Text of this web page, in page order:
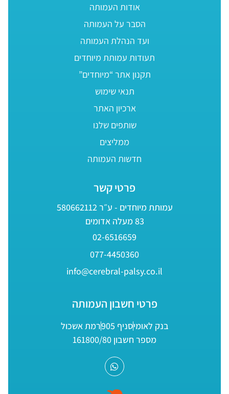
אודות העמותה
הסבר על העמותה
ועד הנהלת העמותה
תעודות עמותת מיוחדים
תקנון אתר “מיוחדים”
תנאי שימוש
ארכיון האתר
שותפים שלנו
ממליצים
חדשות העמותה
פרטי קשר
עמותת מיוחדים - ע״ר 580662112
83 מעלה אדומים
02-6516659
077-4450360
info@cerebral-palsy.co.il
פרטי חשבון העמותה
בנק לאומיסניף 905
רמת אשכול
מספר חשבון 161800/80